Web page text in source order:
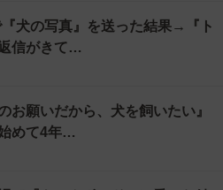
犬の写真』を送った結果→『ト
信がきて…
お願いだから、犬を飼いたい』
めて4年…